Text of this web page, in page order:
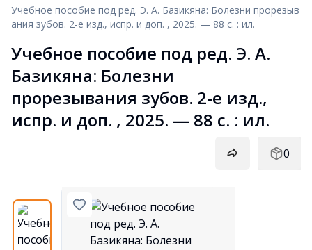
Учебное пособие под ред. Э. А. Базикяна: Болезни прорезыв
ания зубов. 2-е изд., испр. и доп. , 2025. — 88 с. : ил.
Учебное пособие под ред. Э. А.
Базикяна: Болезни
прорезывания зубов. 2-е изд.,
испр. и доп. , 2025. — 88 с. : ил.
0